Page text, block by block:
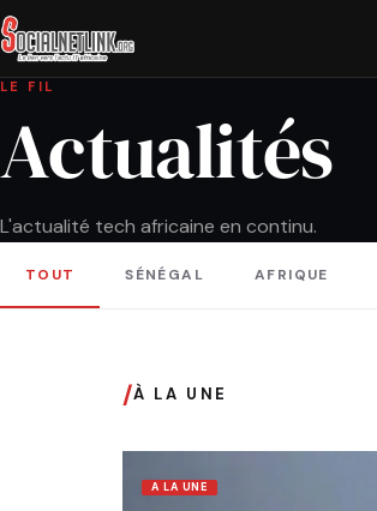
LE FIL
Actualités
L'actualité tech africaine en continu.
TOUT SÉNÉGAL AFRIQUE
/À LA UNE
A LA UNE